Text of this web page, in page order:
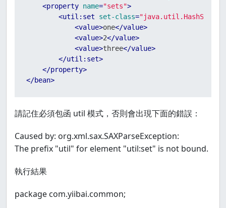
<property name="sets">
<util:set set-class="java.util.HashSet"
<value>one</value>
<value>2</value>
<value>three</value>
</util:set>
</property>
</bean>
請記住必須包函 util 模式，否則會出現下面的錯誤：
Caused by: org.xml.sax.SAXParseException:
The prefix "util" for element "util:set" is not bound.
執行結果
package com.yiibai.common;